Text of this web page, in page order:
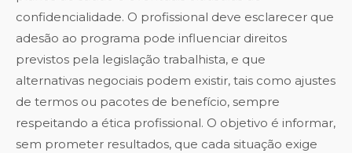
confidencialidade. O profissional deve esclarecer que
adesão ao programa pode influenciar direitos
previstos pela legislação trabalhista, e que
alternativas negociais podem existir, tais como ajustes
de termos ou pacotes de benefício, sempre
respeitando a ética profissional. O objetivo é informar,
sem prometer resultados, que cada situação exige